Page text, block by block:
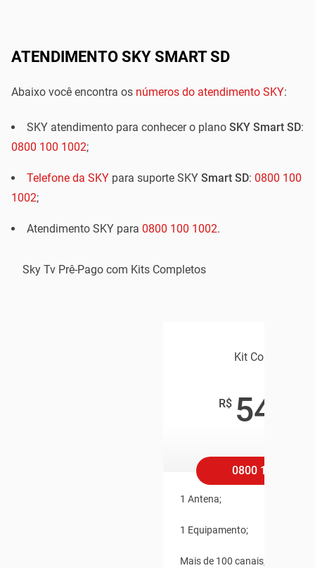
ATENDIMENTO SKY SMART SD
Abaixo você encontra os números do atendimento SKY:
SKY atendimento para conhecer o plano SKY Smart SD:
0800 100 1002;
Telefone da SKY para suporte SKY Smart SD: 0800 100
1002;
Atendimento SKY para 0800 100 1002.
Sky Tv Prê-Pago com Kits Completos
Kit Confort HD
R$ 549
0800 100 1002
1 Antena;
1 Equipamento;
Mais de 100 canais, no